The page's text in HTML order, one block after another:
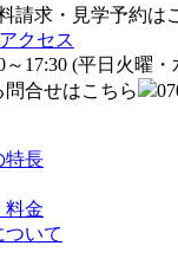
請求・見学予約は
アクセス
～17:30 (平日火曜
合せはこちら
特長
料金
ついて